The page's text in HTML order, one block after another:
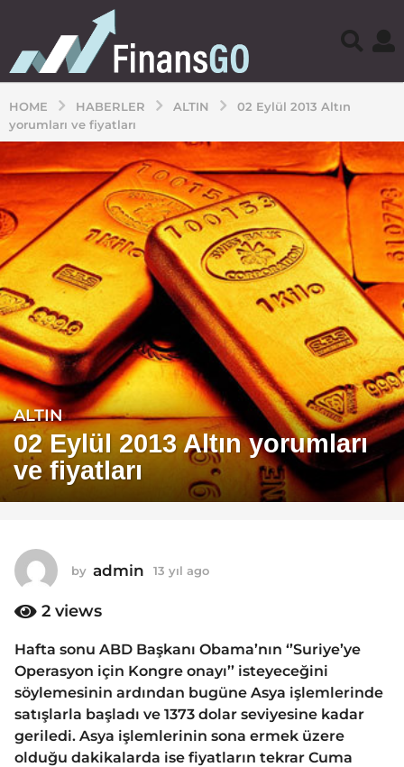
HOME HABERLER ALTIN
02 Eylül 2013 Altın
yorumları ve fiyatları
1
3
y
ı
l
o
1
3
ı
l
a
g
o
ALTIN
02 Eylül 2013 Altın yorumları
ve fiyatları
by admin 13 yıl ago
a
g
o
2 views
Hafta sonu ABD Başkanı Obama’nın ‘’Suriye’ye
Operasyon için Kongre onayı’’ isteyeceğini
söylemesinin ardından bugüne Asya işlemlerinde
satışlarla başladı ve 1373 dolar seviyesine kadar
geriledi. Asya işlemlerinin sona ermek üzere
olduğu dakikalarda ise fiyatların tekrar Cuma